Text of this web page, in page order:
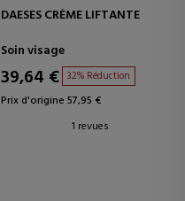
DAESES CRÈME LIFTANTE
Soin visage
39,64 € 32% Réduction
Prix d'origine 57,95 €
1 revues